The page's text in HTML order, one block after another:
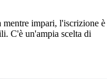
mentre impari, l'iscrizione è
C'è un'ampia scelta di